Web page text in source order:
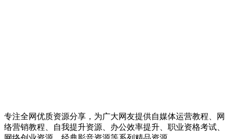
专注全网优质资源分享，为广大网友提供自媒体运营教程、网
络营销教程、自我提升资源、办公效率提升、职业资格考试、